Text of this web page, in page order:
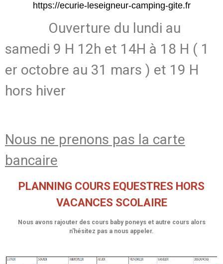
https://ecurie-leseigneur-camping-gite.fr
Ouverture du lundi au
samedi 9 H 12h et 14H à 18 H ( 1
er octobre au 31 mars ) et 19 H
hors hiver
Nous ne prenons pas la carte
bancaire
PLANNING COURS EQUESTRES HORS
VACANCES SCOLAIRE
Nous avons rajouter des cours baby poneys et autre cours alors
n'hésitez pas a nous appeler.